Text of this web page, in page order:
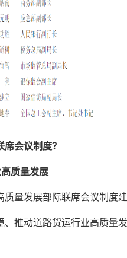
会议制度？
质量发展
量发展部际联席会议制度
推动道路货运行业高质量